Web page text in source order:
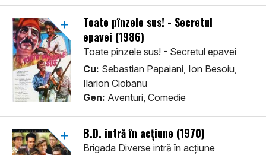
Toate pînzele sus! - Secretul
epavei (1986)
Toate pînzele sus! - Secretul epavei
Cu: Sebastian Papaiani, Ion Besoiu,
Ilarion Ciobanu
Gen: Aventuri, Comedie
B.D. intră în acțiune (1970)
Brigada Diverse intră în acțiune